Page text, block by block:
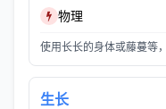
物理
使用长长的身体或藤蔓等
生长